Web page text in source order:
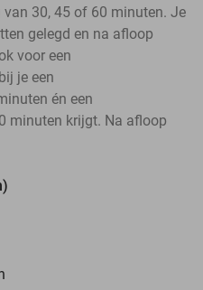
30, 45 of 60 minuten. Je
gelegd en na afloop
voor een
je een
én een
minuten krijgt. Na afloop